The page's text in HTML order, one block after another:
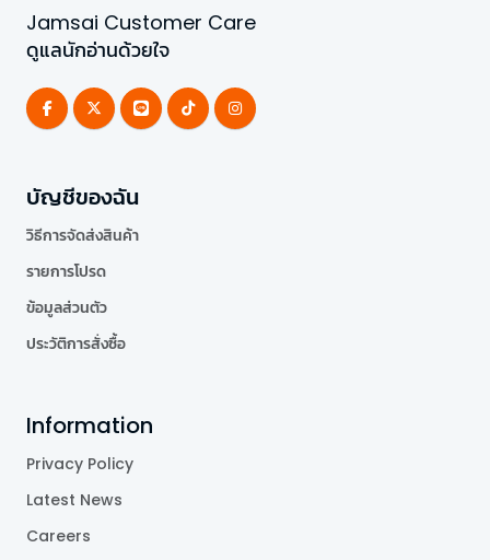
Jamsai Customer Care
ดูแลนักอ่านด้วยใจ
บัญชีของฉัน
วิธีการจัดส่งสินค้า
รายการโปรด
ข้อมูลส่วนตัว
ประวัติการสั่งซื้อ
Information
Privacy Policy
Latest News
Careers